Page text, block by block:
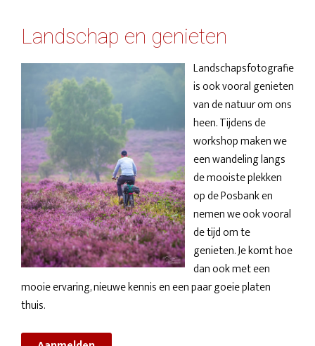
Landschap en genieten
Landschapsfotografie
is ook vooral genieten
van de natuur om ons
heen. Tijdens de
workshop maken we
een wandeling langs
de mooiste plekken
op de Posbank en
nemen we ook vooral
de tijd om te
genieten. Je komt hoe
dan ook met een
mooie ervaring, nieuwe kennis en een paar goeie platen
thuis.